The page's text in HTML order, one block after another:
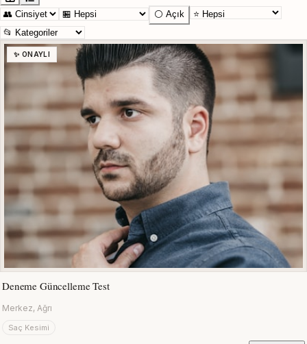
⚪ Açık
✨ ONAYLI
Deneme Güncelleme Test
Merkez, Ağrı
Saç Kesimi